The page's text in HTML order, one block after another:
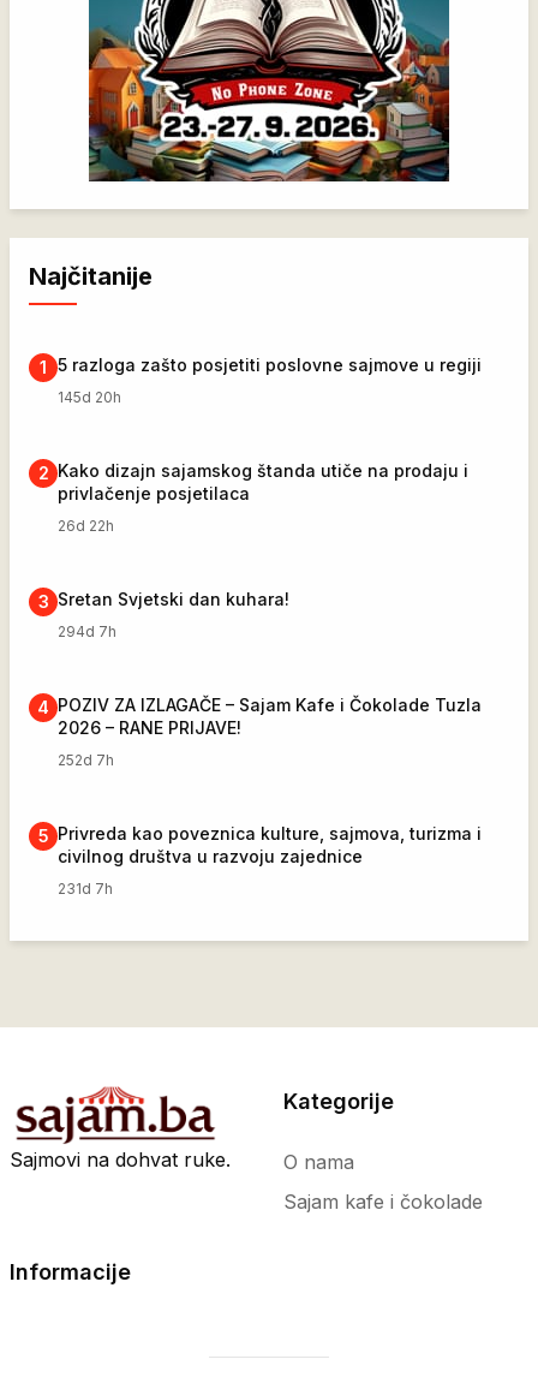
Najčitanije
1 5 razloga zašto posjetiti poslovne sajmove u regiji
145d 20h
2 Kako dizajn sajamskog štanda utiče na prodaju i
privlačenje posjetilaca
26d 22h
3 Sretan Svjetski dan kuhara!
294d 7h
4 POZIV ZA IZLAGAČE – Sajam Kafe i Čokolade Tuzla
2026 – RANE PRIJAVE!
252d 7h
5 Privreda kao poveznica kulture, sajmova, turizma i
civilnog društva u razvoju zajednice
231d 7h
Sajmovi na dohvat ruke.
Kategorije
O nama
Sajam kafe i čokolade
Informacije